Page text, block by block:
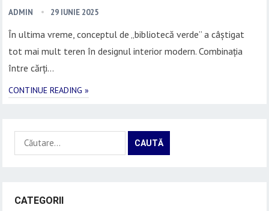
ADMIN 29 IUNIE 2025
În ultima vreme, conceptul de „bibliotecă verde” a câștigat
tot mai mult teren în designul interior modern. Combinația
între cărți…
CONTINUE READING »
Caută
după:
CATEGORII